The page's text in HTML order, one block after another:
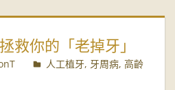
救你的「老掉牙」
人工植牙, 牙周病, 高齡